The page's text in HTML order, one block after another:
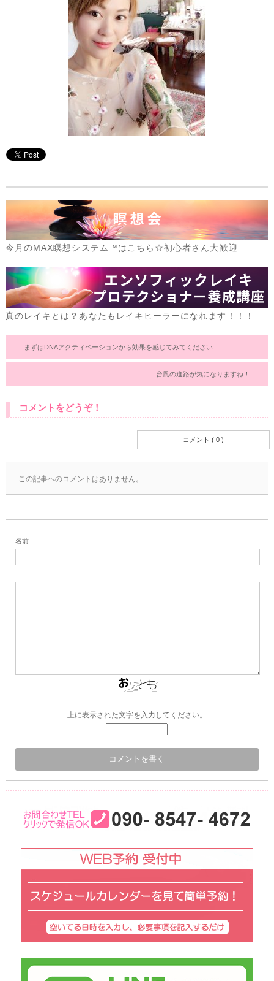
今月のMAX瞑想システム™はこちら☆初心者さん大歓迎
真のレイキとは？あなたもレイキヒーラーになれます！！！
まずはDNAアクティベーションから効果を感じてみてください
台風の進路が気になりますね！
コメントをどうぞ！
コメント ( 0 )
この記事へのコメントはありません。
名前
上に表示された文字を入力してください。